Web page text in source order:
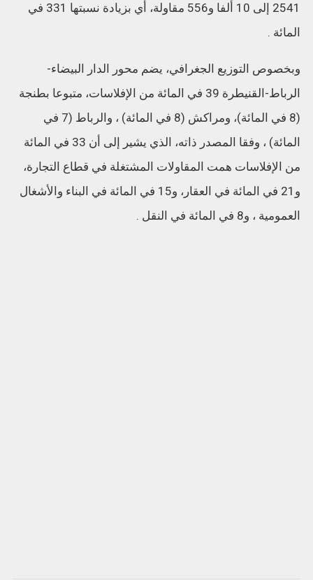
2541 إلى 10 ألفا و556 مقاولة، أي بزيادة نسبتها 331 في
المائة .
وبخصوص التوزيع الجغرافي، يضم محور الدار البيضاء-
الرباط-القنيطرة 39 في المائة من الإفلاسات، متبوعا بطنجة
(8 في المائة)، ومراكش (8 في المائة) ، والرباط (7 في
المائة) ، وفقا المصدر ذاته، الذي يشير إلى أن 33 في المائة
من الإفلاسات همت المقاولات المشتغلة في قطاع التجارة،
و21 في المائة في العقار، و15 في المائة في البناء والأشغال
العمومية ، و8 في المائة في النقل .